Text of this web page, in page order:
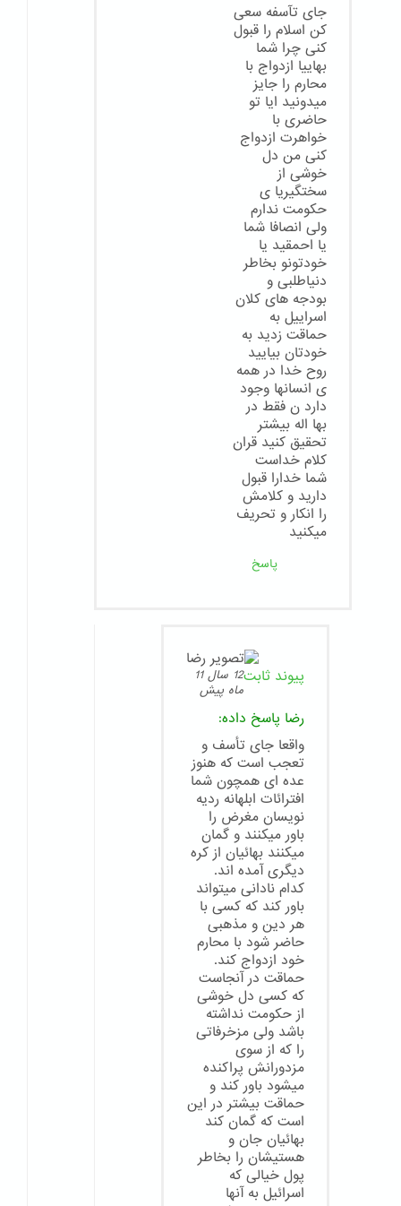
جای تآسفه سعی
کن اسلام را قبول
کنی چرا شما
بهاییا ازدواج با
محارم را جایز
میدونید ایا تو
حاضری با
خواهرت ازدواج
کنی من دل
خوشی از
سختگیریا ی
حکومت ندارم
ولی انصافا شما
یا احمقید یا
خودتونو بخاطر
دنیاطلبی و
بودجه های کلان
اسراییل به
حماقت زدید به
خودتان بیایید
روح خدا در همه
ی انسانها وجود
دارد ن فقط در
بها اله بیشتر
تحقیق کنید قران
کلام خداست
شما خدارا قبول
دارید و کلامش
را انکار و تحریف
میکنید
پاسخ
پیوند ثابت
12 سال 11
ماه پیش
رضا پاسخ داده:
واقعا جای تأسف و
تعجب است که هنوز
عده ای همچون شما
افترائات ابلهانه ردیه
نویسان مغرض را
باور میکنند و گمان
میکنند بهائیان از کره
دیگری آمده اند.
کدام نادانی میتواند
باور کند که کسی با
هر دین و مذهبی
حاضر شود با محارم
خود ازدواج کند.
حماقت در آنجاست
که کسی دل خوشی
از حکومت نداشته
باشد ولی مزخرفاتی
را که از سوی
مزدورانش پراکنده
میشود باور کند و
حماقت بیشتر در این
است که گمان کند
بهائیان جان و
هستیشان را بخاطر
پول خیالی که
اسرائیل به آنها